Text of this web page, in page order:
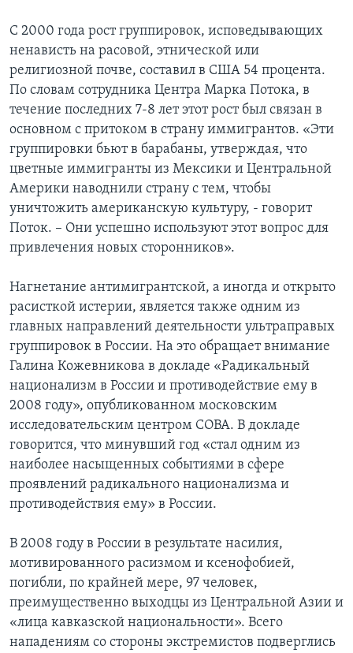
С 2000 года рост группировок, исповедывающих
ненависть на расовой, этнической или
религиозной почве, составил в США 54 процента.
По словам сотрудника Центра Марка Потока, в
течение последних 7-8 лет этот рост был связан в
основном с притоком в страну иммигрантов. «Эти
группировки бьют в барабаны, утверждая, что
цветные иммигранты из Мексики и Центральной
Америки наводнили страну с тем, чтобы
уничтожить американскую культуру, - говорит
Поток. – Они успешно используют этот вопрос для
привлечения новых сторонников».
Нагнетание антимигрантской, а иногда и открыто
расисткой истерии, является также одним из
главных направлений деятельности ультраправых
группировок в России. На это обращает внимание
Галина Кожевникова в докладе «Радикальный
национализм в России и противодействие ему в
2008 году», опубликованном московским
исследовательским центром СОВА. В докладе
говорится, что минувший год «стал одним из
наиболее насыщенных событиями в сфере
проявлений радикального национализма и
противодействия ему» в России.
В 2008 году в России в результате насилия,
мотивированного расизмом и ксенофобией,
погибли, по крайней мере, 97 человек,
преимущественно выходцы из Центральной Азии и
«лица кавказской национальности». Всего
нападениям со стороны экстремистов подверглись